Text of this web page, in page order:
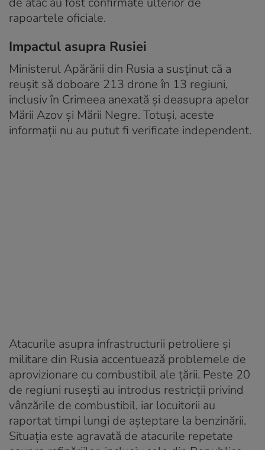
rapoartele oficiale.
Impactul asupra Rusiei
Ministerul Apărării din Rusia a susținut că a
reușit să doboare 213 drone în 13 regiuni,
inclusiv în Crimeea anexată și deasupra apelor
Mării Azov și Mării Negre. Totuși, aceste
informații nu au putut fi verificate independent.
Atacurile asupra infrastructurii petroliere și
militare din Rusia accentuează problemele de
aprovizionare cu combustibil ale țării. Peste 20
de regiuni rusești au introdus restricții privind
vânzările de combustibil, iar locuitorii au
raportat timpi lungi de așteptare la benzinării.
Situația este agravată de atacurile repetate